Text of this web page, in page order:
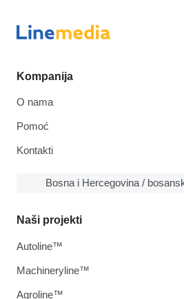
Kompanija
O nama
Pomoć
Kontakti
Bosna i Hercegovina /
Naši projekti
Autoline™
Machineryline™
Agroline™